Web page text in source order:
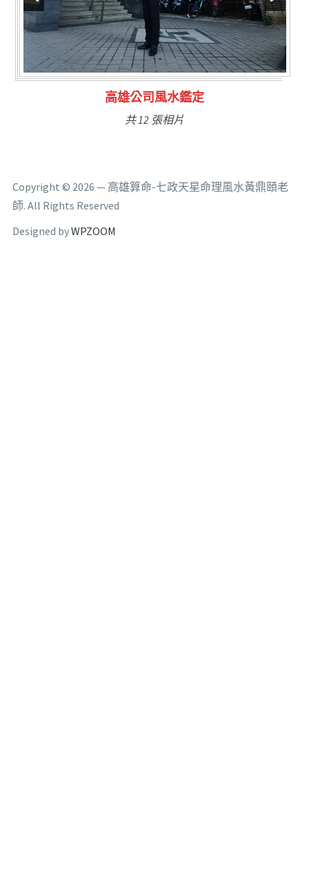
林氏福主量子生基造命
共 6 張相片
Copyright © 2026 — 高雄算命-七政天星命理風水黃鼎頤老
師. All Rights Reserved
Designed byWPZOOM